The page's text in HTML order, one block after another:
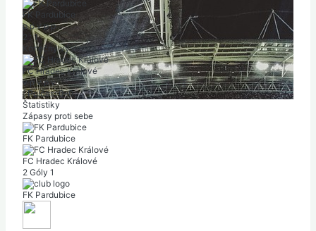
FK Pardubice
ppvpp
2 : 1
Konečný výsledok
FC Hradec Králové
vpvpv
| Polčas: 0-0
Štatistiky
Zápasy proti sebe
FK Pardubice
FC Hradec Králové
2 Góly 1
FK Pardubice